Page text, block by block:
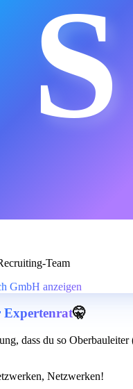
S
Team
GmbH anzeigen
Expertenrat🤫
dass du so
Netzwerken!